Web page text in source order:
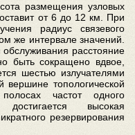
размещения узловых
от 6 до 12 км. При
радиус связевого
же интервале значений.
расстояние
быть сокращено вдвое,
шестью излучателями
топологической
частот одного
высокая
резервирования